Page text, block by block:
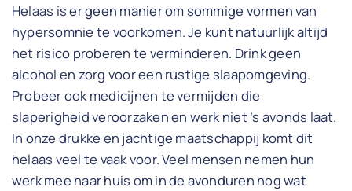
Helaas is er geen manier om sommige vormen van
hypersomnie te voorkomen. Je kunt natuurlijk altijd
het risico proberen te verminderen. Drink geen
alcohol en zorg voor een rustige slaapomgeving.
Probeer ook medicijnen te vermijden die
slaperigheid veroorzaken en werk niet ’s avonds laat.
In onze drukke en jachtige maatschappij komt dit
helaas veel te vaak voor. Veel mensen nemen hun
werk mee naar huis om in de avonduren nog wat